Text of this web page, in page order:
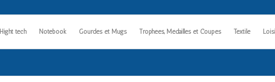
Hight tech Notebook Gourdes et Mugs Trophées, Médailles et Coupes Textile